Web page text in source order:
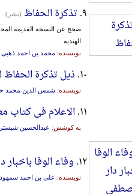
۹. تذکرة الحفاظ (نشر)
صحح عن النسخه القدیمه
الهندیه
نویسنده: محمد بن احمد ذهبی
۱۰. ذیل تذکرة الحفاظ
نویسنده: شمس الدین محمد
۱۱. الاعلام فی کتاب
به کوشش: عبدالحسین
۱۲. وفاء الوفا
نویسنده: علی بن احمد